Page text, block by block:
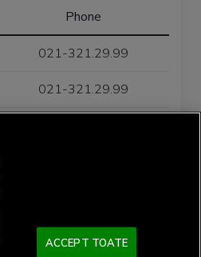
Phone
021-321.29.99
021-321.29.99
ACCEPT TOATE